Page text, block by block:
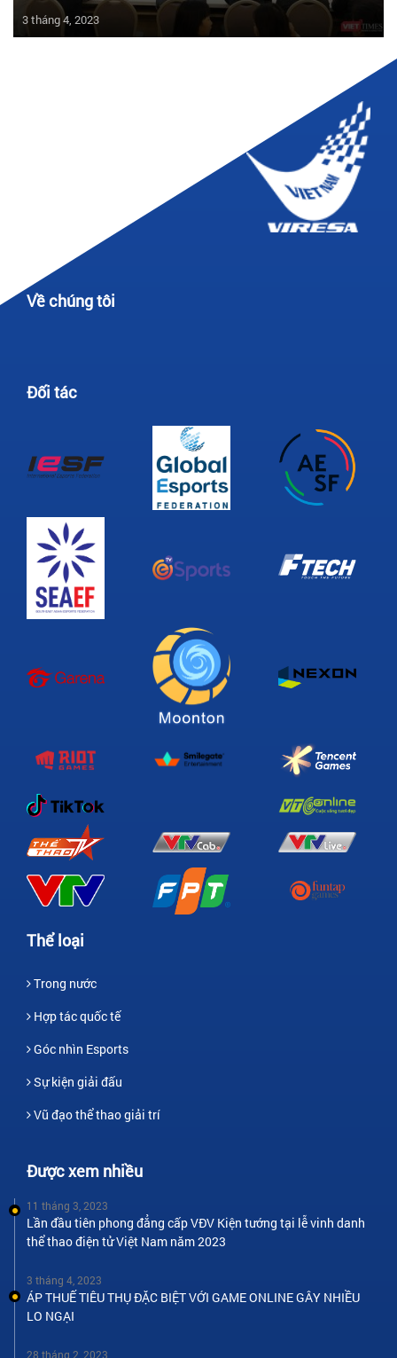
3 tháng 4, 2023
Về chúng tôi
Đối tác
Thể loại
Trong nước
Hợp tác quốc tế
Góc nhìn Esports
Sự kiện giải đấu
Vũ đạo thể thao giải trí
Được xem nhiều
11 tháng 3, 2023
Lần đầu tiên phong đẳng cấp VĐV Kiện tướng tại lễ vinh danh
thể thao điện tử Việt Nam năm 2023
3 tháng 4, 2023
ÁP THUẾ TIÊU THỤ ĐẶC BIỆT VỚI GAME ONLINE GÂY NHIỀU
LO NGẠI
28 tháng 2, 2023